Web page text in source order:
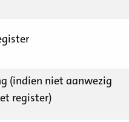
(indien niet aanwezig
register)